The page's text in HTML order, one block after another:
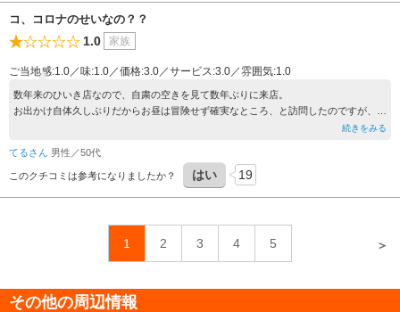
コ、コロナのせいなの？？
1.0 家族
ご当地感:1.0／味:1.0／価格:3.0／サービス:3.0／雰囲気:1.0
数年来のひいき店なので、自粛の空きを見て数年ぶりに来店。
お出かけ自体久しぶりだからお昼は冒険せず確実なところ、と訪問したのですが、
も、この店で刺し身が不味いってどういうこと？ ご飯の質も明らかに落ちている
漁港直営で漁師の母ちゃんが厨房に入っているから、「さすが直営、鮮度抜
群！！！」「魚の扱いが解ってるぅ！」「こんなに食べ切れないよぉ！」というイメ
何度か台風被害のニュースを聞いたし、コロナで大変という想像はつくのですが、こ
とても残念です。
続きをみる
てるさん 男性／50代
このクチコミは参考になりましたか？ はい 19
1 2 3 4 5 ＞
その他の周辺情報